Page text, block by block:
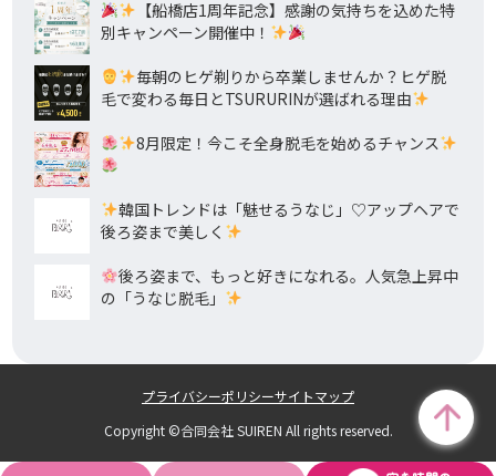
【船橋店1周年記念】感謝の気持ちを込めた特
別キャンペーン開催中！
毎朝のヒゲ剃りから卒業しませんか？ヒゲ脱
毛で変わる毎日とTSURURINが選ばれる理由
8月限定！今こそ全身脱毛を始めるチャンス
韓国トレンドは「魅せるうなじ」♡アップヘアで
後ろ姿まで美しく
後ろ姿まで、もっと好きになれる。人気急上昇中
の「うなじ脱毛」
プライバシーポリシーサイトマップ
Copyright ©合同会社 SUIREN All rights reserved.